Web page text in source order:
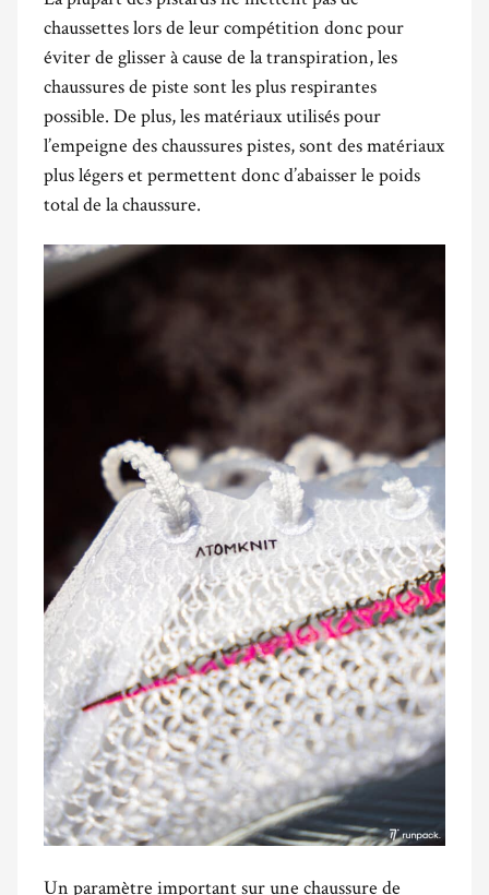
chaussettes lors de leur compétition donc pour
éviter de glisser à cause de la transpiration, les
chaussures de piste sont les plus respirantes
possible. De plus, les matériaux utilisés pour
l’empeigne des chaussures pistes, sont des matériaux
plus légers et permettent donc d’abaisser le poids
total de la chaussure.
Un paramètre important sur une chaussure de